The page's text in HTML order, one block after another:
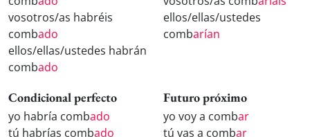
vosotros/as habréis
combado
ellos/ellas/ustedes habrán
combado
ellos/ellas/ustedes
combarían
Condicional perfecto
yo habría combado
tú habrías combado
Futuro próximo
yo voy a combar
tú vas a combar